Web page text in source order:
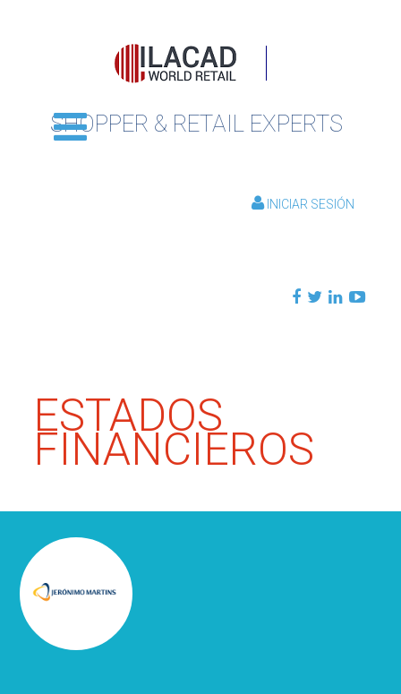
SHOPPER & RETAIL EXPERTS
INICIAR SESIÓN
ESTADOS
FINANCIEROS